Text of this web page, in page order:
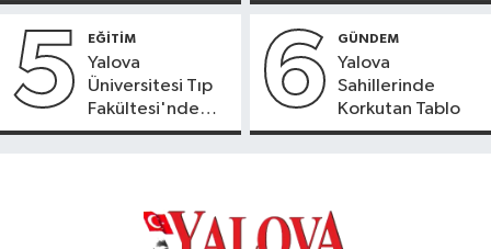
5 EĞİTİM
Yalova
Üniversitesi Tıp
Fakültesi'nde
Yeni Dönem
6 GÜNDEM
Yalova
Sahillerinde
Korkutan Tablo